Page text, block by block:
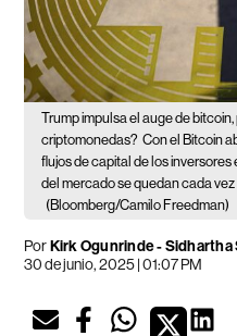
Trump impulsa el auge de
criptomonedas? Con el Bitcoin
flujos de capital de los
del mercado se quedan cada
(Bloomberg/Camilo Freedman)
PorKirk Ogunrinde - Sidhartha
30 de junio, 2025 | 01:07 PM